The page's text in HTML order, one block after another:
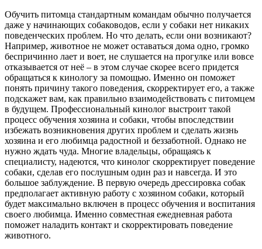
Обучить питомца стандартным командам обычно получается
даже у начинающих собаководов, если у собаки нет никаких
поведенческих проблем. Но что делать, если они возникают?
Например, животное не может оставаться дома одно, громко
беспричинно лает и воет, не слушается на прогулке или вовсе
отказывается от неё – в этом случае скорее всего придется
обращаться к кинологу за помощью. Именно он поможет
понять причину такого поведения, скорректирует его, а также
подскажет вам, как правильно взаимодействовать с питомцем
в будущем. Профессиональный кинолог выстроит такой
процесс обучения хозяина и собаки, чтобы впоследствии
избежать возникновения других проблем и сделать жизнь
хозяина и его любимца радостной и беззаботной. Однако не
нужно ждать чуда. Многие владельцы, обращаясь к
специалисту, надеются, что кинолог скорректирует поведение
собаки, сделав его послушным один раз и навсегда. И это
большое заблуждение. В первую очередь дрессировка собак
предполагает активную работу с хозяином собаки, который
будет максимально включен в процесс обучения и воспитания
своего любимца. Именно совместная ежедневная работа
поможет наладить контакт и скорректировать поведение
животного.